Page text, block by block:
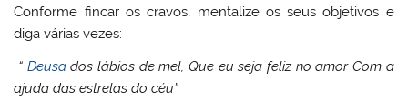
Conforme fincar os cravos, mentalize os seus objetivos e
diga várias vezes:
“ Deusados lábios de mel, Que eu seja feliz no amor Com a
ajuda das estrelas do céu”